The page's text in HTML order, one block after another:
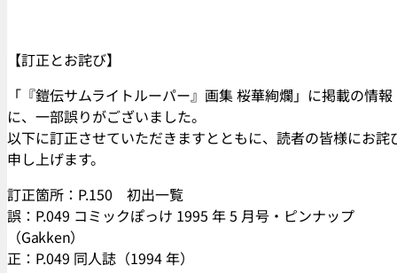
【訂正とお詫び】
「『鎧伝サムライトルーパー』画集 桜華絢爛」に掲載の情報
に、一部誤りがございました。
以下に訂正させていただきますとともに、読者の皆様にお詫
申し上げます。
訂正箇所：P.150 初出一覧
誤：P.049 コミックぽっけ 1995 年 5 月号・ピンナップ
（Gakken）
正：P.049 同人誌（1994 年）